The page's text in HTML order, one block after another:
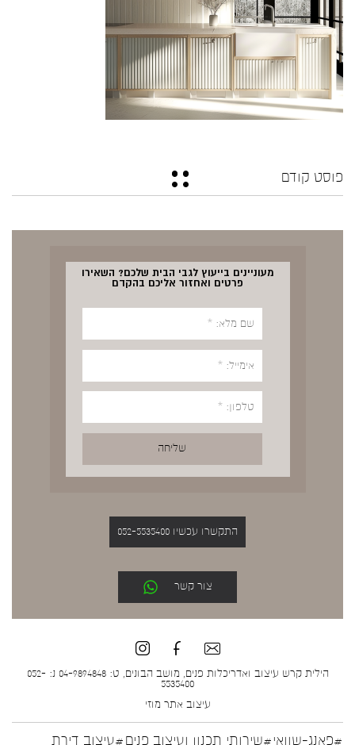
פוסט קודם
מעוניינים בייעוץ לגבי הבית שלכם? השאירו
פרטים ואחזור אליכם בהקדם
התקשרו עכשיו 052-5535400
צור קשר
הילית קרש עיצוב ואדריכלות פנים, מושב הבונים, ט: 04-9894848 נ: 052-
5535400
עיצוב אתר מוזי
#פאנג-שוואי#שירותי תכנון ועיצוב פנים#עיצוב דירת